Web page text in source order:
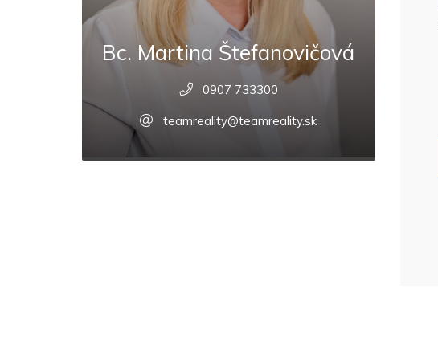
Bc. Martina Štefanovičová
0907 733300
teamreality@teamreality.sk